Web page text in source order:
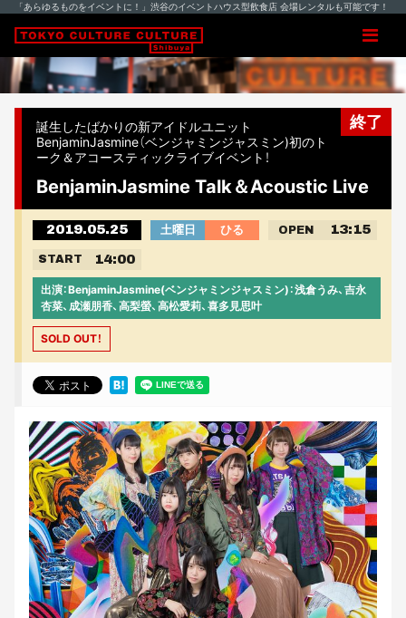
「あらゆるものをイベントに！」渋谷のイベントハウス型飲食店 会場レンタルも可能です！
終了
誕生したばかりの新アイドルユニット
BenjaminJasmine（ベンジャミンジャスミン)初のト
ーク＆アコースティックライブイベント！
BenjaminJasmine Talk＆Acoustic Live
2019.05.25 土曜日 ひる OPEN 13:15
START 14:00
出演：BenjaminJasmine(ベンジャミンジャスミン)：浅倉うみ、吉永
杏菜、成瀬朋香、高梨螢、高松愛莉、喜多見思叶
SOLD OUT！